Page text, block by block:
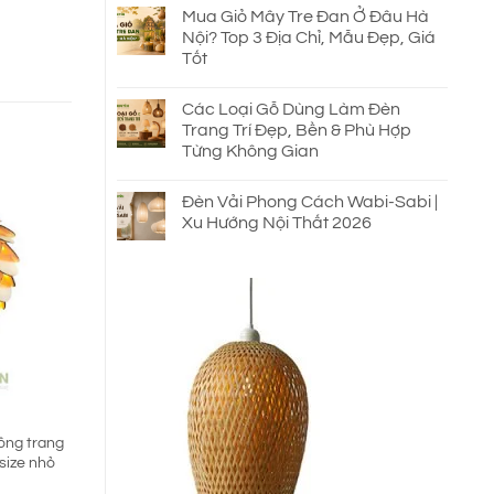
Mua Giỏ Mây Tre Đan Ở Đâu Hà
Nội? Top 3 Địa Chỉ, Mẫu Đẹp, Giá
Tốt
Các Loại Gỗ Dùng Làm Đèn
Trang Trí Đẹp, Bền & Phù Hợp
Từng Không Gian
Đèn Vải Phong Cách Wabi-Sabi |
Xu Hướng Nội Thất 2026
trang
nhỏ